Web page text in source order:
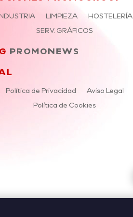
LIMPIEZA
HOSTELERÍA
SERV. GRÁFICOS
PROMONEWS
Política de Privacidad
Aviso Legal
Política de Cookies